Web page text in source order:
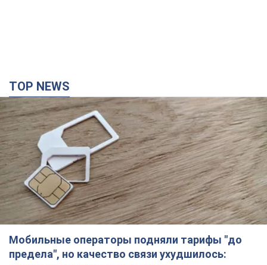
TOP NEWS
Мобильные операторы подняли тарифы "до
предела", но качество связи ухудшилось: